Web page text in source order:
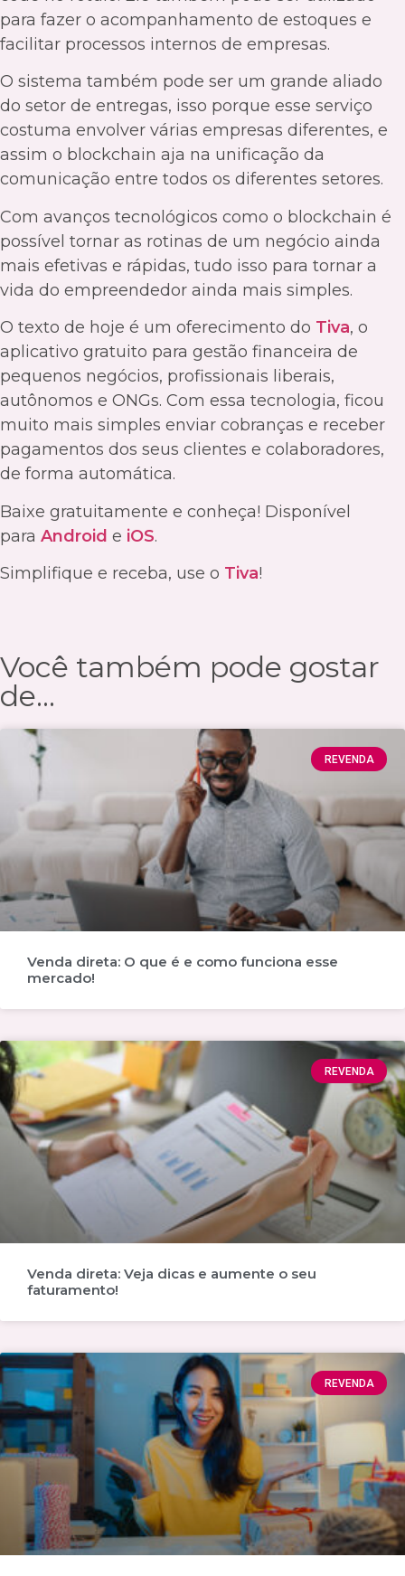
para fazer o acompanhamento de estoques e
facilitar processos internos de empresas.
O sistema também pode ser um grande aliado
do setor de entregas, isso porque esse serviço
costuma envolver várias empresas diferentes, e
assim o blockchain aja na unificação da
comunicação entre todos os diferentes setores.
Com avanços tecnológicos como o blockchain é
possível tornar as rotinas de um negócio ainda
mais efetivas e rápidas, tudo isso para tornar a
vida do empreendedor ainda mais simples.
O texto de hoje é um oferecimento do Tiva, o
aplicativo gratuito para gestão financeira de
pequenos negócios, profissionais liberais,
autônomos e ONGs. Com essa tecnologia, ficou
muito mais simples enviar cobranças e receber
pagamentos dos seus clientes e colaboradores,
de forma automática.
Baixe gratuitamente e conheça! Disponível
para Android e iOS.
Simplifique e receba, use o Tiva!
Você também pode gostar
de...
REVENDA
Venda direta: O que é e como funciona esse
mercado!
REVENDA
Venda direta: Veja dicas e aumente o seu
faturamento!
REVENDA